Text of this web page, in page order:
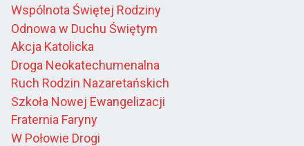
Wspólnota Świętej Rodziny
Odnowa w Duchu Świętym
Akcja Katolicka
Droga Neokatechumenalna
Ruch Rodzin Nazaretańskich
Szkoła Nowej Ewangelizacji
Fraternia Faryny
W Połowie Drogi